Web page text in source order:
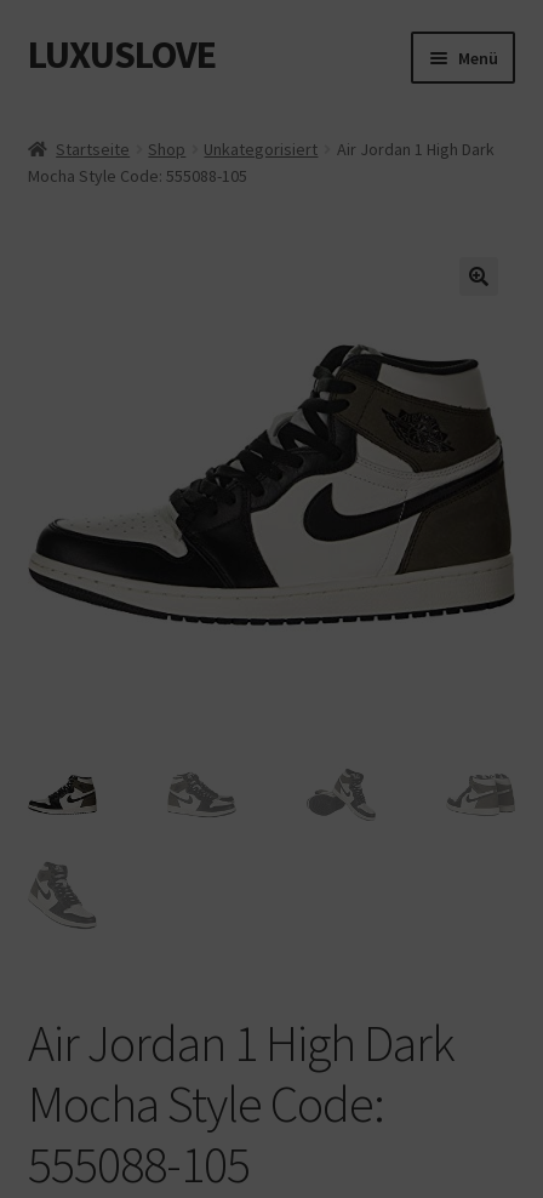
Zur
Navigation
Zum
Inhalt
LUXUSLOVE Menü
Cookie-Richtlinie (EU)
Warenkorb
Startseite Shop Unkategorisiert
Air Jordan 1 High Dark
Mocha Style Code: 555088-105
Air Jordan 1 High Dark
Mocha Style Code:
555088-105